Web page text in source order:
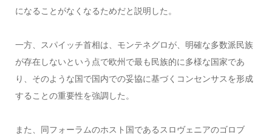
になることがなくなるためだと説明した。
一方、スパイッチ首相は、モンテネグロが、明確な多数派民族
が存在しないという点で欧州で最も民族的に多様な国家であ
り、そのような国で国内での妥協に基づくコンセンサスを形成
することの重要性を強調した。
また、同フォーラムのホスト国であるスロヴェニアのゴロブ